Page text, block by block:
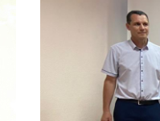
2022 ГОД